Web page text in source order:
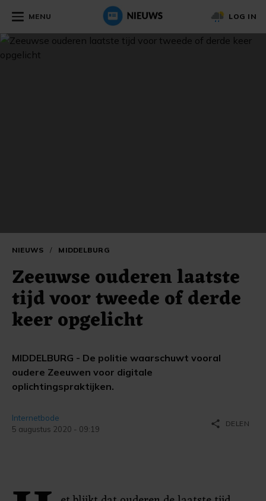
MENU LOG IN
NIEUWS / MIDDELBURG
Zeeuwse ouderen laatste
tijd voor tweede of derde
keer opgelicht
MIDDELBURG - De politie waarschuwt vooral
oudere Zeeuwen voor digitale
oplichtingspraktijken.
Internetbode
5 augustus 2020 - 09:19
share DELEN